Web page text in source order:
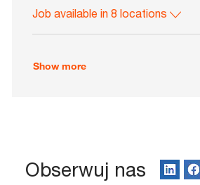
o
b
Job available in 8 locations
Show more
Obserwuj nas